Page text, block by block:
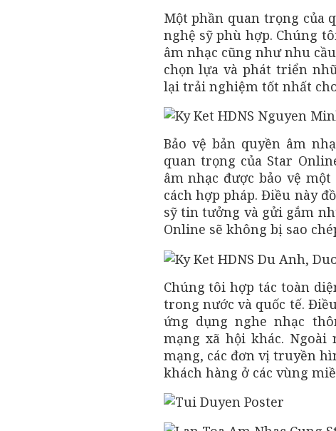
Một phần quan trọng của
nghệ sỹ phù hợp. Chúng
âm nhạc cũng như nhu
chọn lựa và phát triển
lại trải nghiệm tốt nhất
Bảo vệ bản quyền âm
quan trọng của Star
âm nhạc được bảo vệ
cách hợp pháp. Điều này
sỹ tin tưởng và gửi gắm
Online sẽ không bị sao
Chúng tôi hợp tác toàn
trong nước và quốc tế.
ứng dụng nghe nhạc
mạng xã hội khác. Ngoài
mạng, các đơn vị truyền
khách hàng ở các vùng